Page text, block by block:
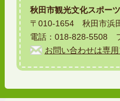
秋田市観光文化スポー
〒010-1654 秋田市浜
電話：018-828-5508
お問い合わせは専